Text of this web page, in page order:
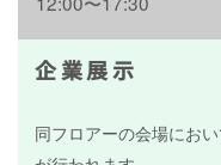
企業展示
同フロアーの会場にお